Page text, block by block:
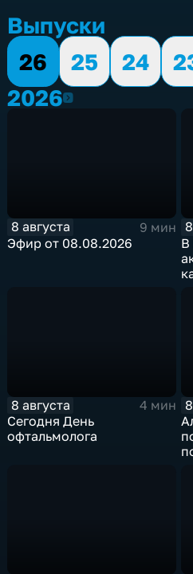
Выпуски
26
25 24
20262026
8 августа
9 мин
Эфир от 08.08.2026
В
8 августа
4 мин
Сегодня День
офтальмолога